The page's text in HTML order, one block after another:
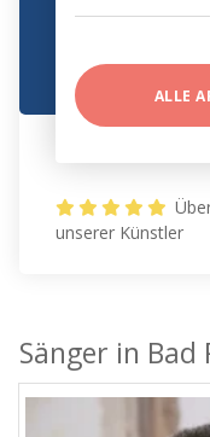
ALLE
unserer Künstler
Sänger in